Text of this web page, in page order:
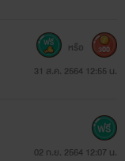
31 ส.ค. 2564 12:55 น.
หรือ 300
02 ก.ย. 2564 12:07 น.